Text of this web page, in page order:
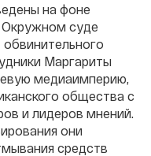
на фоне
Окружном суде
Маргариты
медиаимперию,
общества с
и лидеров мнений.
они
средств